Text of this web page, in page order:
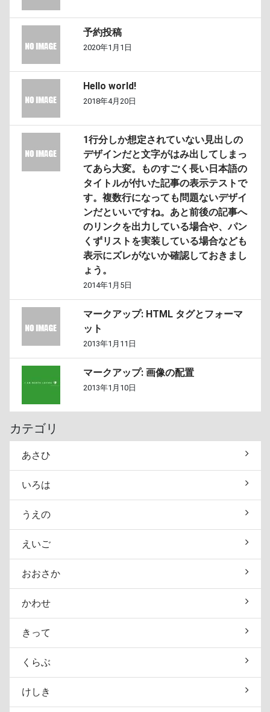
予約投稿
2020年1月1日
Hello world!
2018年4月20日
1行分しか想定されていない見出しの
デザインだと文字がはみ出してしまっ
てあら大変。ものすごく長い日本語の
タイトルが付いた記事の表示テストで
す。複数行になっても問題ないデザイ
ンだといいですね。あと前後の記事へ
のリンクを出力している場合や、パン
くずリストを実装している場合なども
表示にズレがないか確認しておきまし
ょう。
2014年1月5日
マークアップ: HTML タグとフォーマ
ット
2013年1月11日
マークアップ: 画像の配置
2013年1月10日
カテゴリ
あさひ
いろは
うえの
えいご
おおさか
かわせ
きって
くらぶ
けしき